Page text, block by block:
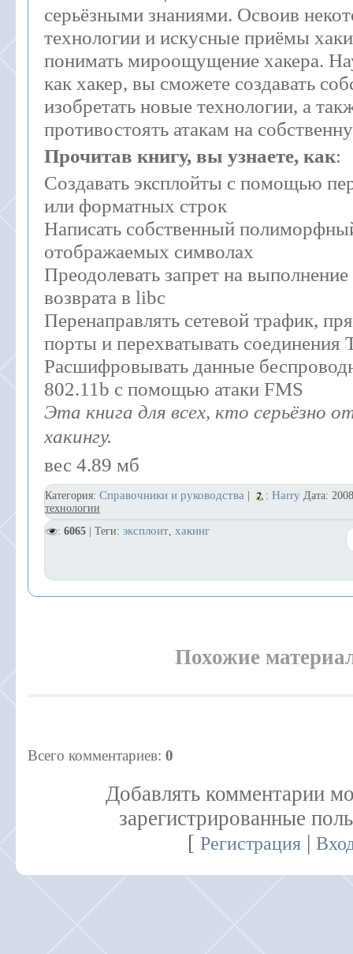
серьёзными знаниями. Освоив
технологии и искусные приёмы
понимать мироощущение хакера.
как хакер, вы сможете создавать
изобретать новые технологии, а
противостоять атакам на
Прочитав книгу, вы узнаете, как:
Создавать эксплойты с помощью
или форматных строк
Написать собственный
отображаемых символах
Преодолевать запрет на выполнение
возврата в libc
Перенаправлять сетевой трафик,
порты и перехватывать соединения
Расшифровывать данные
802.11b с помощью атаки FMS
Эта книга для всех, кто серьёзно
хакингу.
вес 4.89 мб
Категория: Справочники и руководства : Harry Дата:
технологии
: 6065 | Теги: эксплоит хакинг
Похожие
Всего комментариев: 0
Добавлять комментарии
зарегистрированные
[Регистрация |